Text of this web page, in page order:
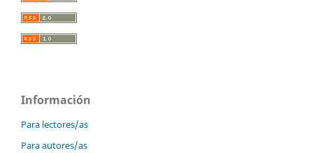
Información
Para lectores/as
Para autores/as